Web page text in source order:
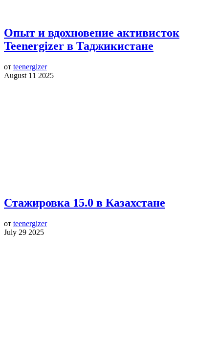
Опыт и вдохновение активисток
Teenergizer в Таджикистане
от teenergizer
August 11 2025
Стажировка 15.0 в Казахстане
от teenergizer
July 29 2025